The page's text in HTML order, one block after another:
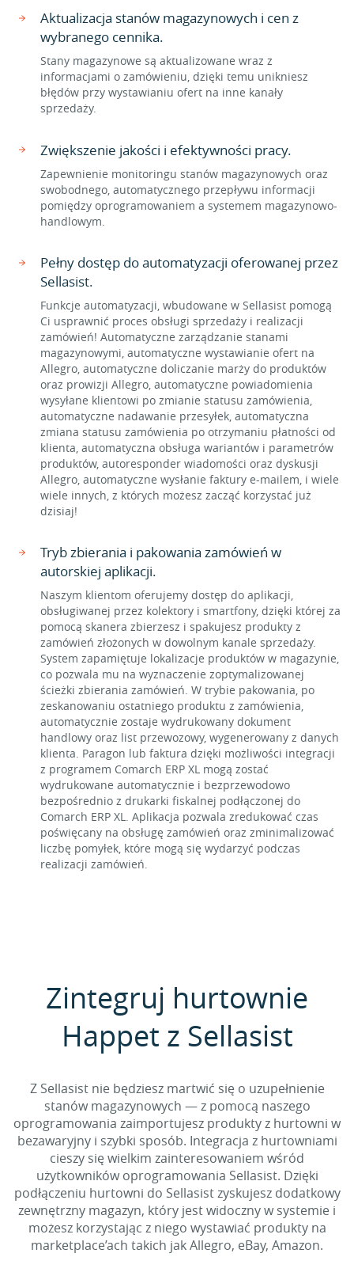
Aktualizacja stanów magazynowych i cen z
wybranego cennika.
Stany magazynowe są aktualizowane wraz z
informacjami o zamówieniu, dzięki temu unikniesz
błędów przy wystawianiu ofert na inne kanały
sprzedaży.
Zwiększenie jakości i efektywności pracy.
Zapewnienie monitoringu stanów magazynowych oraz
swobodnego, automatycznego przepływu informacji
pomiędzy oprogramowaniem a systemem magazynowo-
handlowym.
Pełny dostęp do automatyzacji oferowanej przez
Sellasist.
Funkcje automatyzacji, wbudowane w Sellasist pomogą
Ci usprawnić proces obsługi sprzedaży i realizacji
zamówień! Automatyczne zarządzanie stanami
magazynowymi, automatyczne wystawianie ofert na
Allegro, automatyczne doliczanie marży do produktów
oraz prowizji Allegro, automatyczne powiadomienia
wysyłane klientowi po zmianie statusu zamówienia,
automatyczne nadawanie przesyłek, automatyczna
zmiana statusu zamówienia po otrzymaniu płatności od
klienta, automatyczna obsługa wariantów i parametrów
produktów, autoresponder wiadomości oraz dyskusji
Allegro, automatyczne wysłanie faktury e-mailem, i wiele
wiele innych, z których możesz zacząć korzystać już
dzisiaj!
Tryb zbierania i pakowania zamówień w
autorskiej aplikacji.
Naszym klientom oferujemy dostęp do aplikacji,
obsługiwanej przez kolektory i smartfony, dzięki której za
pomocą skanera zbierzesz i spakujesz produkty z
zamówień złożonych w dowolnym kanale sprzedaży.
System zapamiętuje lokalizacje produktów w magazynie,
co pozwala mu na wyznaczenie zoptymalizowanej
ścieżki zbierania zamówień. W trybie pakowania, po
zeskanowaniu ostatniego produktu z zamówienia,
automatycznie zostaje wydrukowany dokument
handlowy oraz list przewozowy, wygenerowany z danych
klienta. Paragon lub faktura dzięki możliwości integracji
z programem Comarch ERP XL mogą zostać
wydrukowane automatycznie i bezprzewodowo
bezpośrednio z drukarki fiskalnej podłączonej do
Comarch ERP XL. Aplikacja pozwala zredukować czas
poświęcany na obsługę zamówień oraz zminimalizować
liczbę pomyłek, które mogą się wydarzyć podczas
realizacji zamówień.
Zintegruj hurtownie
Happet z Sellasist
Z Sellasist nie będziesz martwić się o uzupełnienie
stanów magazynowych — z pomocą naszego
oprogramowania zaimportujesz produkty z hurtowni w
bezawaryjny i szybki sposób. Integracja z hurtowniami
cieszy się wielkim zainteresowaniem wśród
użytkowników oprogramowania Sellasist. Dzięki
podłączeniu hurtowni do Sellasist zyskujesz dodatkowy
zewnętrzny magazyn, który jest widoczny w systemie i
możesz korzystając z niego wystawiać produkty na
marketplace’ach takich jak Allegro, eBay, Amazon.